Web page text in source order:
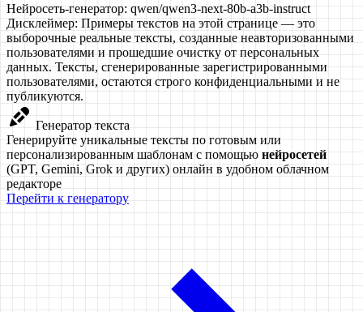
Нейросеть-генератор: qwen/qwen3-next-80b-a3b-instruct
Дисклеймер: Примеры текстов на этой странице — это
выборочные реальные тексты, созданные неавторизованными
пользователями и прошедшие очистку от персональных
данных. Тексты, сгенерированные зарегистрированными
пользователями, остаются строго конфиденциальными и не
публикуются.
Генератор текста
Генерируйте уникальные тексты по готовым или
персонализированным шаблонам с помощью нейросетей
(GPT, Gemini, Grok и других) онлайн в удобном облачном
редакторе
Перейти к генератору